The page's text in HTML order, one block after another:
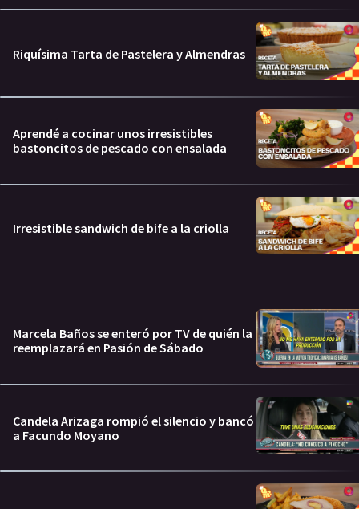
Riquísima Tarta de Pastelera y Almendras
Aprendé a cocinar unos irresistibles
bastoncitos de pescado con ensalada
Irresistible sandwich de bife a la criolla
Marcela Baños se enteró por TV de quién la
reemplazará en Pasión de Sábado
Candela Arizaga rompió el silencio y bancó
a Facundo Moyano